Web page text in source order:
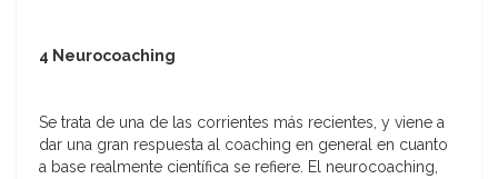
4 Neurocoaching
Se trata de una de las corrientes más recientes, y viene a
dar una gran respuesta al coaching en general en cuanto
a base realmente científica se refiere. El neurocoaching,